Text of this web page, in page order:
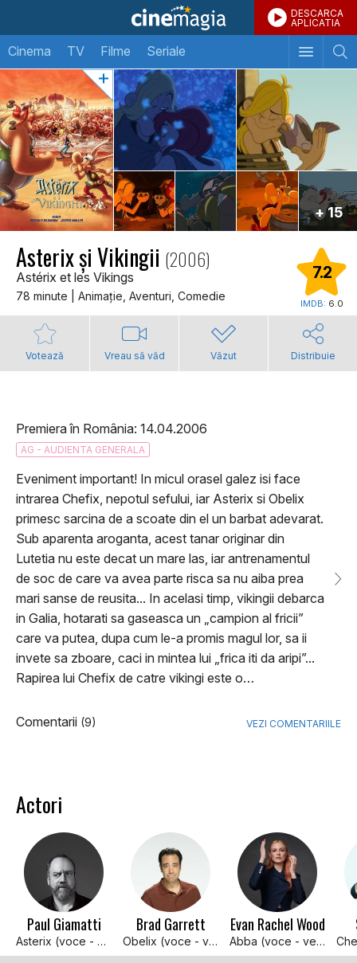
DESCARCA
APLICATIA
Cinema TV Filme Seriale
+ 15
Asterix și Vikingii (2006)
Astérix et les Vikings
78 minute | Animaţie, Aventuri, Comedie
7.2
IMDB: 6.0
Votează Vreau să văd Văzut Distribuie
Premiera în România: 14.04.2006
AG - AUDIENTA GENERALA
Eveniment important! In micul orasel galez isi face
intrarea Chefix, nepotul sefului, iar Asterix si Obelix
primesc sarcina de a scoate din el un barbat adevarat.
Sub aparenta aroganta, acest tanar originar din
Lutetia nu este decat un mare las, iar antrenamentul
de soc de care va avea parte risca sa nu aiba prea
mari sanse de reusita... In acelasi timp, vikingii debarca
in Galia, hotarati sa gaseasca un „campion al fricii”
care va putea, dupa cum le-a promis magul lor, sa ii
invete sa zboare, caci in mintea lui „frica iti da aripi”...
Rapirea lui Chefix de catre vikingi este o…
Comentarii (9) VEZI COMENTARIILE
Actori
Paul Giamatti
Asterix (voce - versiunea engleza, prezentata in Romania)
Brad Garrett
Obelix (voce - versiunea engleza prezentata in Romania)
Evan Rachel Wood
Abba (voce - versiunea engleza prezentata in Romania)